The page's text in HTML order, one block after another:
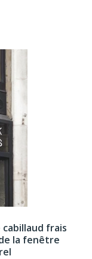
cabillaud frais
la fenêtre